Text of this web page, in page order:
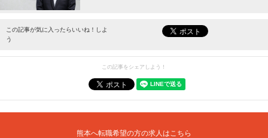
最新情報をお届けします。
この記事が気に入ったらいいね！しよ
う
この記事をシェアしよう！
熊本へ転職希望の方の求人はこちら